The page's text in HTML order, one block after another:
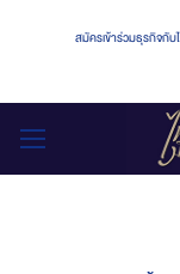
สมัครเข้าร่วมธุรกิจกั